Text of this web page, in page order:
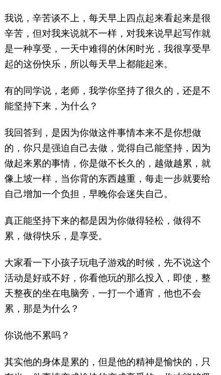
我说，辛苦谈不上，每天早上四点起来看起来是很
辛苦，但对我来说就不一样，对我来说早起写作就
是一种享受，一天中难得的休闲时光，我很享受早
起的这份快乐，所以每天早上都能起来。
有的同学说，老师，我学你坚持了很久的，还是不
能坚持下来，为什么？
我回答到，是因为你做这件事情本来不是你想做
的，你只是强迫自己去做，觉得自己能坚持，因为
做起来累的事情，你是做不长久的，越做越累，就
像上坡一样，当你背的东西越重，每走一步就要给
自己增加一个负担，早晚你会迷失自己。
真正能坚持下来的都是因为你做得轻松，做得不
累，做得快乐，是享受。
大家看一下小孩子玩电子游戏的时候，先不说这个
活动是好或不好，你看他玩的那么投入，即使，整
天整夜的坐在电脑旁，一打一个通宵，他也不会
累，那是为什么？
你说他不累吗？
其实他的身体是累的，但是他的精神是愉快的，只